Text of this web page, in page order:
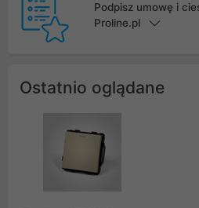
Podpisz umowę i
Proline.pl
Ostatnio oglądane